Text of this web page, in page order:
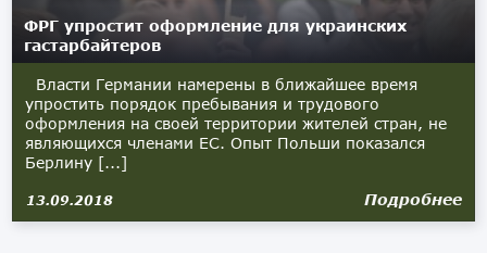
ФРГ упростит оформление для украинских
гастарбайтеров
Власти Германии намерены в ближайшее время
упростить порядок пребывания и трудового
оформления на своей территории жителей стран, не
являющихся членами ЕС. Опыт Польши показался
Берлину [...]
13.09.2018 Подробнее